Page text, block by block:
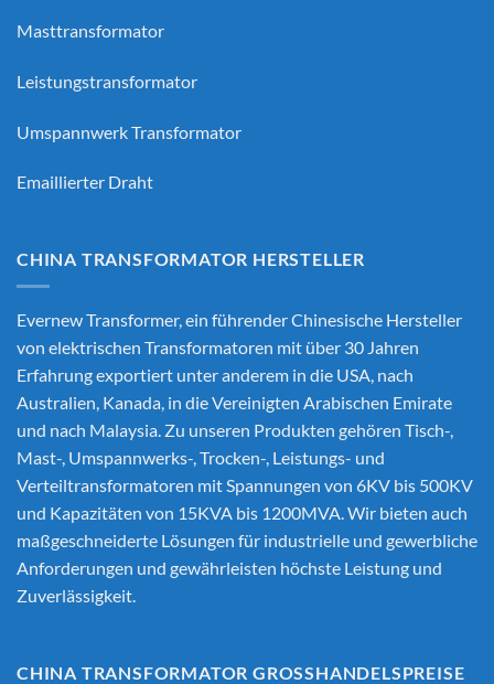
Masttransformator
Leistungstransformator
Umspannwerk Transformator
Emaillierter Draht
CHINA TRANSFORMATOR HERSTELLER
Evernew Transformer, ein führenderChinesische Hersteller
von elektrischen Transformatoren mit über 30 Jahren
Erfahrung exportiert unter anderem in die USA, nach
Australien, Kanada, in die Vereinigten Arabischen Emirate
und nach Malaysia. Zu unseren Produkten gehören Tisch-,
Mast-, Umspannwerks-, Trocken-, Leistungs- und
Verteiltransformatoren mit Spannungen von 6KV bis 500KV
und Kapazitäten von 15KVA bis 1200MVA. Wir bieten auch
maßgeschneiderte Lösungen für industrielle und gewerbliche
Anforderungen und gewährleisten höchste Leistung und
Zuverlässigkeit.
CHINA TRANSFORMATOR GROSSHANDELSPREISE